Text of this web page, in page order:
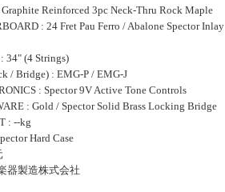
Reinforced 3pc Neck-Thru Rock Maple
: 24 Fret Pau Ferro / Abalone Spector Inlay
34" (4 Strings)
/ Bridge) : EMG-P / EMG-J
: Spector 9V Active Tone Controls
: Gold / Spector Solid Brass Locking Bridge
: --kg
Hard Case
器製造株式会社